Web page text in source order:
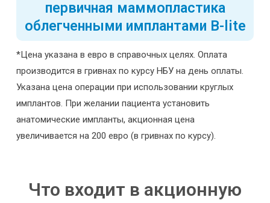
первичная маммопластика
облегченными имплантами B-lite
*Цена указана в евро в справочных целях. Оплата
производится в гривнах по курсу НБУ на день оплаты.
Указана цена операции при использовании круглых
имплантов. При желании пациента установить
анатомические импланты, акционная цена
увеличивается на 200 евро (в гривнах по курсу).
Что входит в акционную